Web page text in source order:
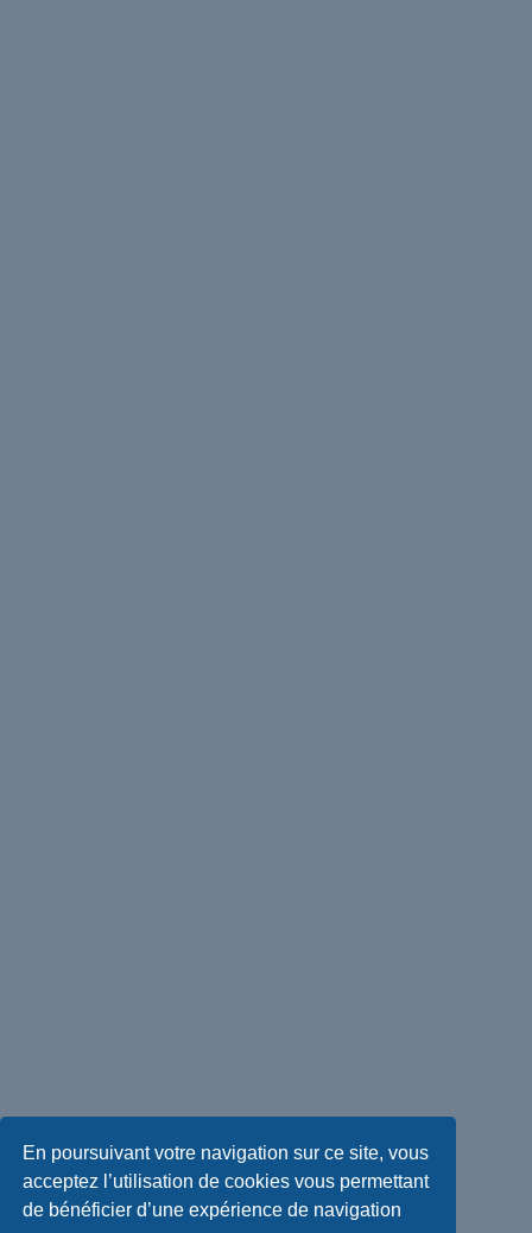
En poursuivant votre navigation sur ce site, vous
acceptez l’utilisation de cookies vous permettant
de bénéficier d’une expérience de navigation